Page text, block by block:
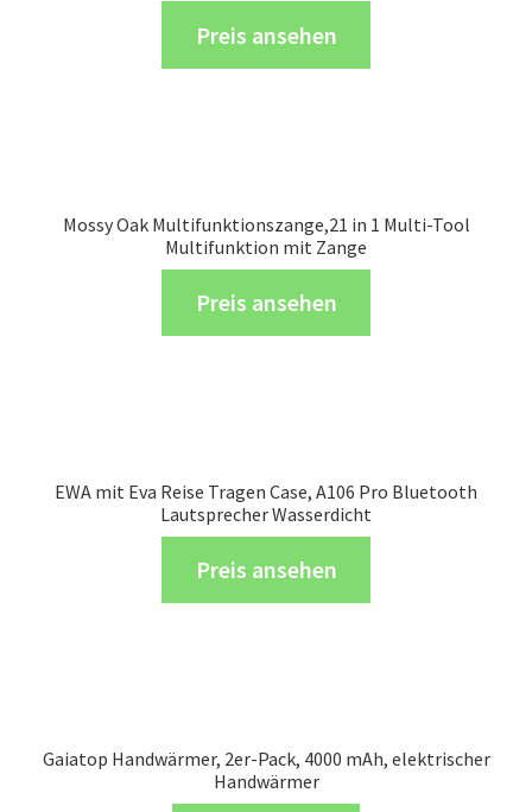
Preis ansehen
Mossy Oak Multifunktionszange,21 in 1 Multi-Tool
Multifunktion mit Zange
Preis ansehen
EWA mit Eva Reise Tragen Case, A106 Pro Bluetooth
Lautsprecher Wasserdicht
Preis ansehen
Gaiatop Handwärmer, 2er-Pack, 4000 mAh, elektrischer
Handwärmer